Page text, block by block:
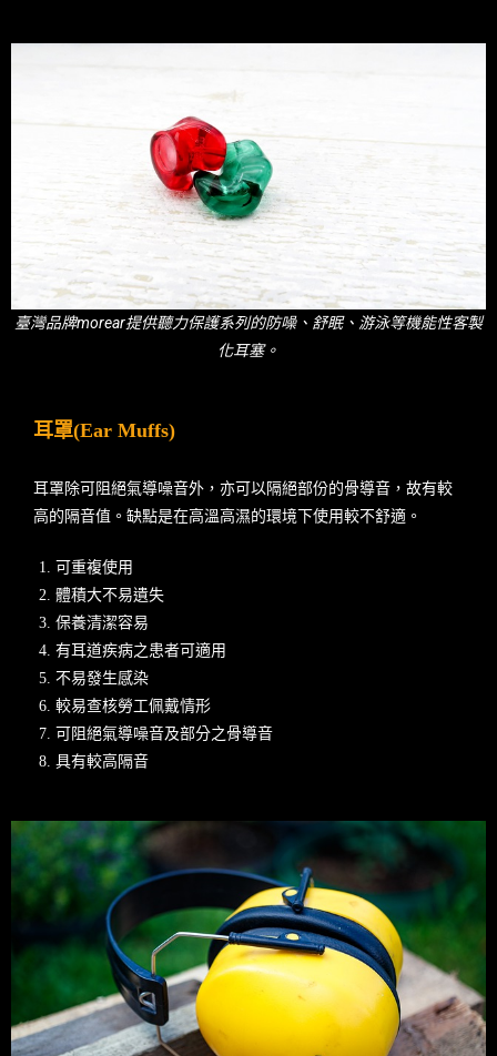
臺灣品牌morear提供聽力保護系列的防噪、舒眠、游泳等機能性客製
化耳塞。
耳罩(Ear Muffs)
耳罩除可阻絕氣導噪音外，亦可以隔絕部份的骨導音，故有較
高的隔音值。缺點是在高溫高濕的環境下使用較不舒適。
可重複使用
體積大不易遺失
保養清潔容易
有耳道疾病之患者可適用
不易發生感染
較易查核勞工佩戴情形
可阻絕氣導噪音及部分之骨導音
具有較高隔音